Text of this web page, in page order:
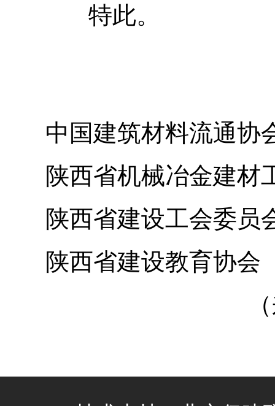
特此。
中国建筑材料流通协
陕西省机械冶金建材
陕西省建设工会委员
陕西省建设教育协会
（来源： 陕